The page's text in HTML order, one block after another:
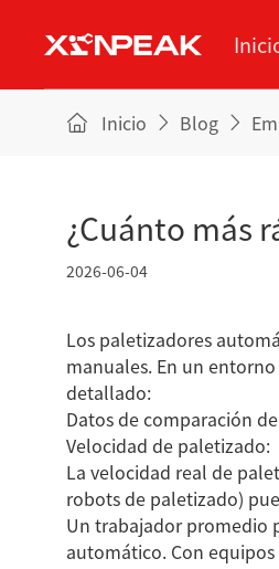
lámina
Inicio Blog
¿Cuánto más
2026-06-04
Los paletizadores
manuales. En un
detallado:
Datos de comparación
Velocidad de paletizado:
La velocidad real de
robots de paletizado)
Un trabajador promedio
automático. Con